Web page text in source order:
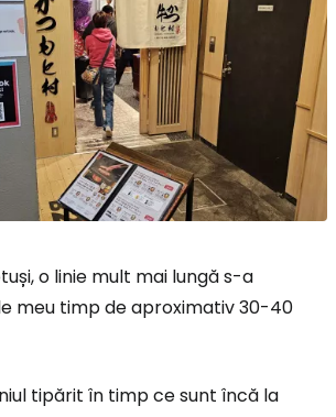
o linie mult mai lungă s-a
meu timp de aproximativ 30-40
tipărit în timp ce sunt încă la